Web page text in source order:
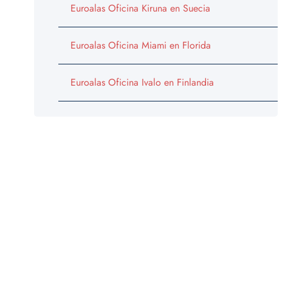
Euroalas Oficina Kiruna en Suecia
Euroalas Oficina Miami en Florida
Euroalas Oficina Ivalo en Finlandia